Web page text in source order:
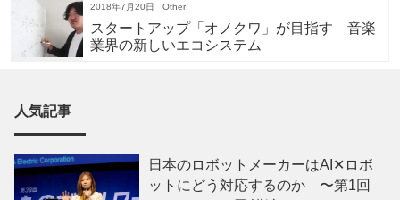
2018年7月20日 Other
スタートアップ「オノクワ」が目指す 音楽
業界の新しいエコシステム
人気記事
日本のロボットメーカーはAI✕ロボ
ットにどう対応するのか 〜第1回